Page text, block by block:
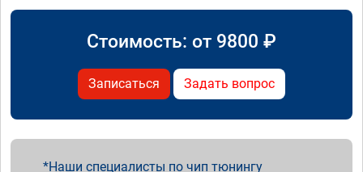
Стоимость: от 9800 ₽
Записаться Задать вопрос
Наши специалисты по чип тюнингу